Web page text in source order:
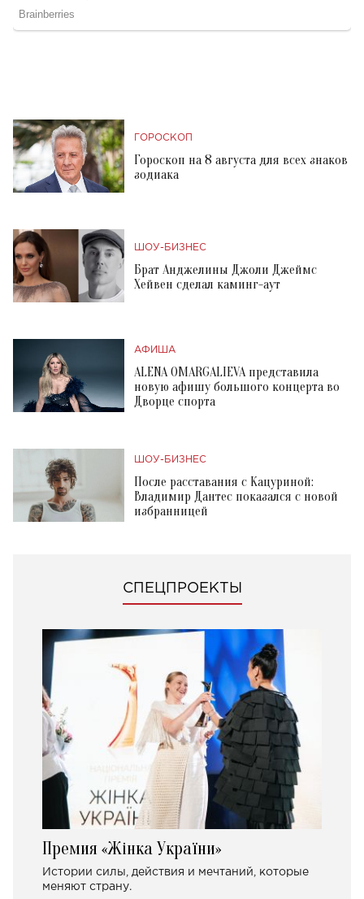
ГОРОСКОП
Гороскоп на 8 августа для всех знаков
зодиака
ШОУ-БИЗНЕС
Брат Анджелины Джоли Джеймс
Хейвен сделал каминг-аут
АФИША
ALENA OMARGALIEVA представила
новую афишу большого концерта во
Дворце спорта
ШОУ-БИЗНЕС
После расставания с Кацуриной:
Владимир Дантес показался с новой
избранницей
СПЕЦПРОЕКТЫ
Премия «Жінка України»
Истории силы, действия и мечтаний, которые
меняют страну.